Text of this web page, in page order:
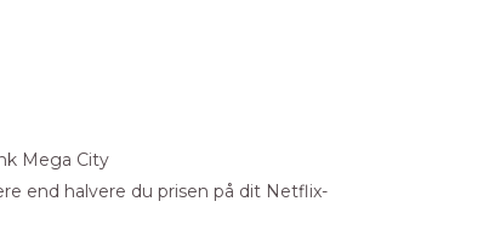
Mega City
end halvere du prisen på dit Netflix-